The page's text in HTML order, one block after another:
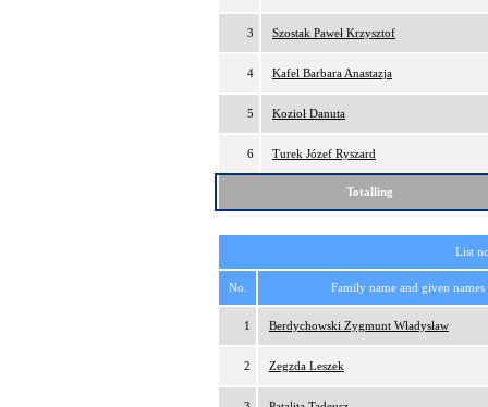
3 Szostak Paweł Krzysztof
4 Kafel Barbara Anastazja
5 Kozioł Danuta
6 Turek Józef Ryszard
Totalling
List
No. Family name and given names
1 Berdychowski Zygmunt Władysław
2 Zegzda Leszek